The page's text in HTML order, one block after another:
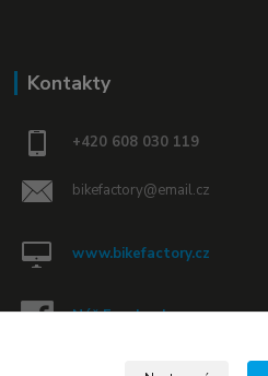
Kontakty
+420 608 030 119
bikefactory@email.cz
www.bikefactory.cz
Náš Facebook »